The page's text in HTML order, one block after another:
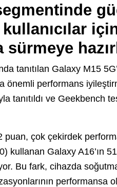
tanıtılan Galaxy M15
önemli performans
tanıtıldı ve Geekbench
puan, çok çekirdek
kullanan Galaxy A16’ın
Bu fark, cihazda
performansa